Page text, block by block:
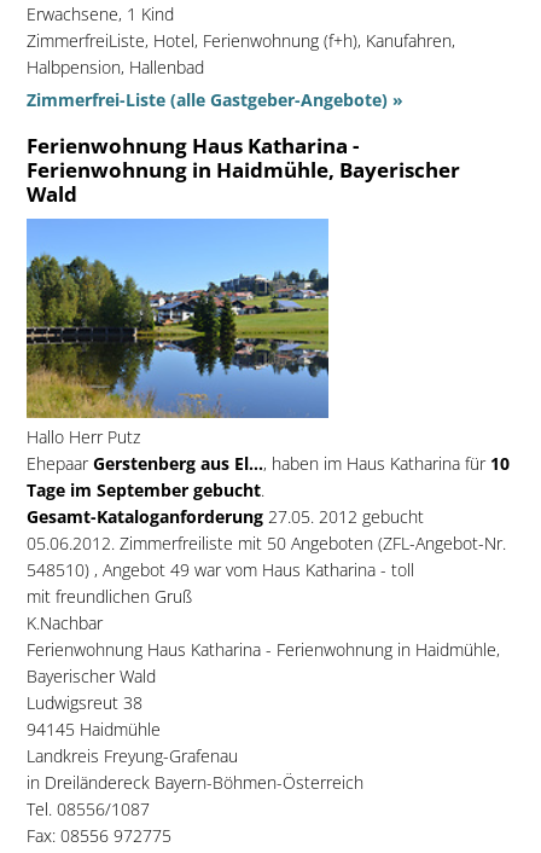
Erwachsene, 1 Kind
ZimmerfreiListe, Hotel, Ferienwohnung (f+h), Kanufahren,
Halbpension, Hallenbad
Zimmerfrei-Liste (alle Gastgeber-Angebote) »
Ferienwohnung Haus Katharina -
Ferienwohnung in Haidmühle, Bayerischer
Wald
Hallo Herr Putz
EhepaarGerstenberg aus El..., haben im Haus Katharina für 10
Tage im September gebucht.
Gesamt-Kataloganforderung27.05. 2012 gebucht
05.06.2012. Zimmerfreiliste mit 50 Angeboten (ZFL-Angebot-Nr.
548510) , Angebot 49 war vom Haus Katharina - toll
mit freundlichen Gruß
K.Nachbar
Ferienwohnung Haus Katharina - Ferienwohnung in Haidmühle,
Bayerischer Wald
Ludwigsreut 38
94145 Haidmühle
Landkreis Freyung-Grafenau
in Dreiländereck Bayern-Böhmen-Österreich
Tel. 08556/1087
Fax: 08556 972775